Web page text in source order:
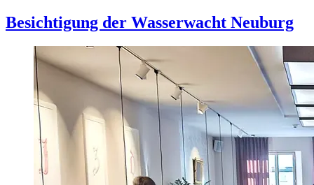
Besichtigung der Wasserwacht Neuburg